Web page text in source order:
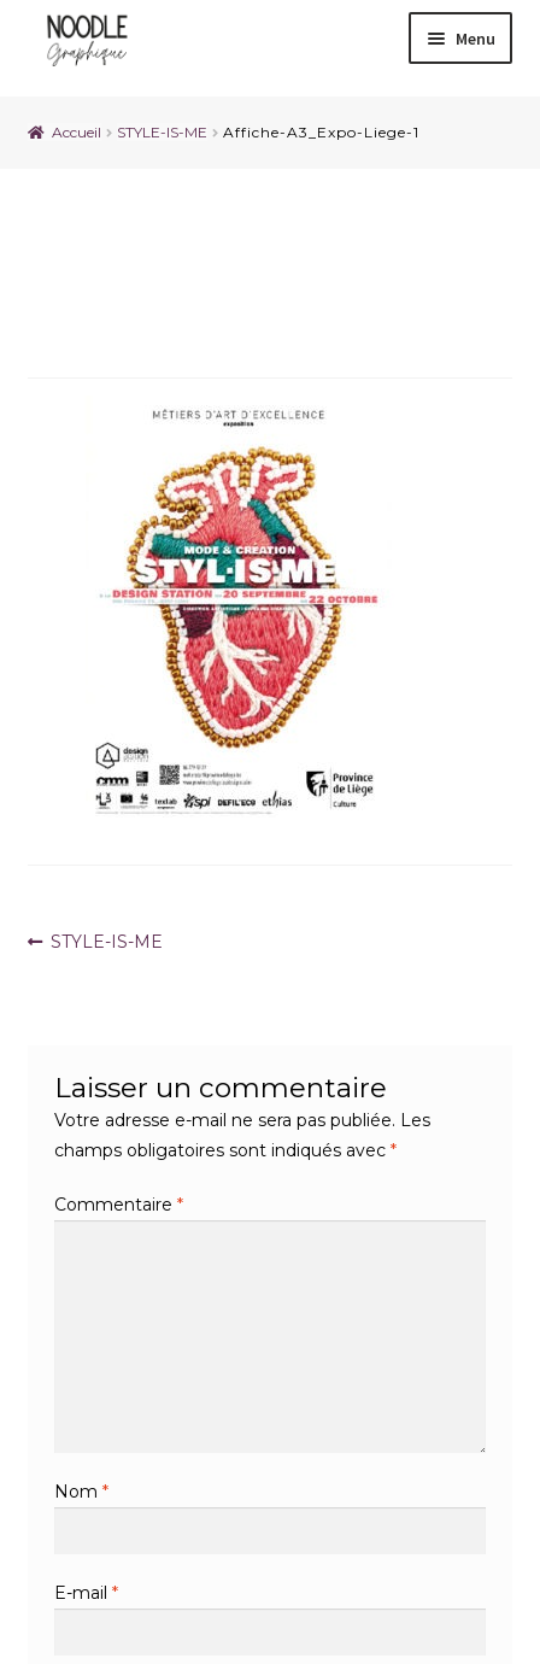
Menu
Accueil STYLE-IS-ME Affiche-A3_Expo-Liege-1
Navigation
Article
STYLE-IS-ME
Laisser un commentaire
Votre adresse e-mail ne sera pas publiée. Les
champs obligatoires sont indiqués avec*
Commentaire*
Nom*
E-mail*